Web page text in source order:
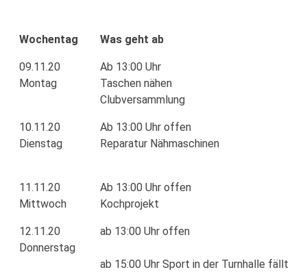
Wochentag Was geht ab
09.11.20
Montag
Ab 13:00 Uhr
Taschen nähen
Clubversammlung
10.11.20
Dienstag
Ab 13:00 Uhr offen
Reparatur Nähmaschinen
11.11.20
Mittwoch
Ab 13:00 Uhr offen
Kochprojekt
12.11.20
Donnerstag
ab 13:00 Uhr offen
ab 15:00 Uhr Sport in der Turnhalle fällt